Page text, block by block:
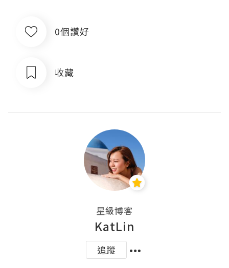
0個讚好
收藏
星級博客
KatLin
追蹤